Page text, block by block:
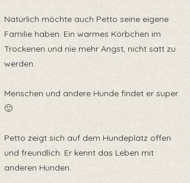
Natürlich möchte auch Petto seine eigene
Familie haben. Ein warmes Körbchen im
Trockenen und nie mehr Angst, nicht satt zu
werden.
Menschen und andere Hunde findet er super.
🙂
Petto zeigt sich auf dem Hundeplatz offen
und freundlich. Er kennt das Leben mit
anderen Hunden.